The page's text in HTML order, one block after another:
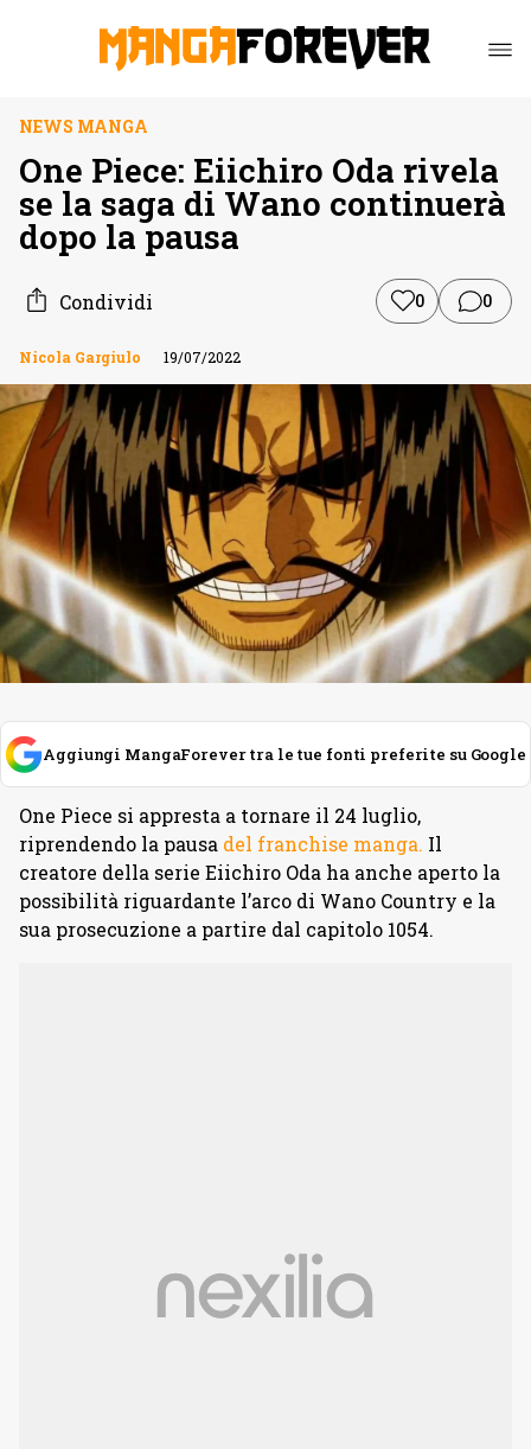
NEWS MANGA
One Piece: Eiichiro Oda rivela
se la saga di Wano continuerà
dopo la pausa
Condividi 0 0
Nicola Gargiulo 19/07/2022
Aggiungi MangaForever tra le tue fonti preferite su Google
One Piece si appresta a tornare il 24 luglio,
riprendendo la pausa del franchise manga. Il
creatore della serie Eiichiro Oda ha anche aperto la
possibilità riguardante l’arco di Wano Country e la
sua prosecuzione a partire dal capitolo 1054.